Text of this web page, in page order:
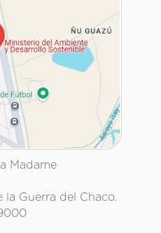
Madame
la Guerra del Chaco.